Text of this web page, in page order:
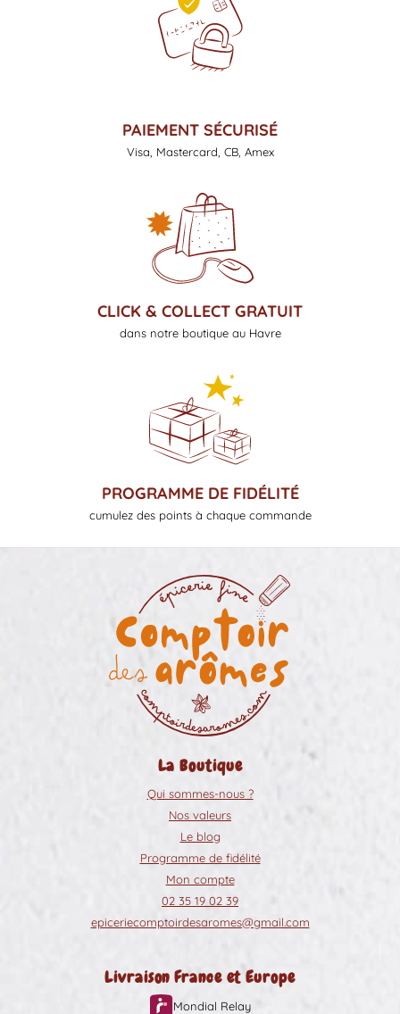
PAIEMENT SÉCURISÉ
Visa, Mastercard, CB, Amex
CLICK & COLLECT GRATUIT
dans notre boutique au Havre
PROGRAMME DE FIDÉLITÉ
cumulez des points à chaque commande
La Boutique
Qui sommes-nous ?
Nos valeurs
Le blog
Programme de fidélité
Mon compte
02 35 19 02 39
epiceriecomptoirdesaromes@gmail.com
Livraison France et Europe
Mondial Relay